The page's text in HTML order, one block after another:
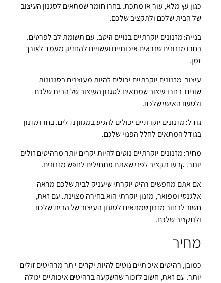
כגון עץ מלא, עור או מתכת. בחרו חומר שמתאים לסגנון העיצוב
של הבית שלכם ולתקציב שלכם.
בנייה: מזנונים יוקרתיים בנויים היטב, עם תשומת לב לפרטים.
בחרו מזנונים שנראים איכותיים ועשויים להחזיק מעמד לאורך
זמן.
עיצוב: מזנונים יוקרתיים יכולים להיות מעוצבים בסגנונות
שונים. בחרו עיצוב שמתאים לסגנון העיצוב של הבית שלכם
ולטעם האישי שלכם.
גודל: מזנונים יוקרתיים יכולים להגיע במגוון גדלים. בחרו מזנון
בגודל המתאים לחלל הפנוי שלכם.
מחיר: מזנונים יוקרתיים נוטים להיות יקרים יותר מרהיטים זולים
יותר. קבעו תקציב לפני שאתם מתחילים לחפש מזנונים.
אם אתם מחפשים רהיט יוקרתי שיעניק לבית שלכם מראה
אלגנטי ומפואר, מזנון יוקרתי הוא בחירה מצוינת. עם זאת,
חשוב לבחור מזנון שמתאים לסגנון העיצוב של הבית שלכם
ולתקציב שלכם.
מחיר
כמובן, רהיטים איכותיים נוטים להיות יקרים יותר מרהיטים זולים
יותר. עם זאת, חשוב לזכור שהשקעה ברהיטים איכותיים יכולה